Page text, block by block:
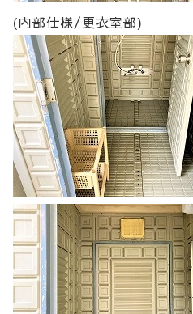
(内部仕様/更衣室部)